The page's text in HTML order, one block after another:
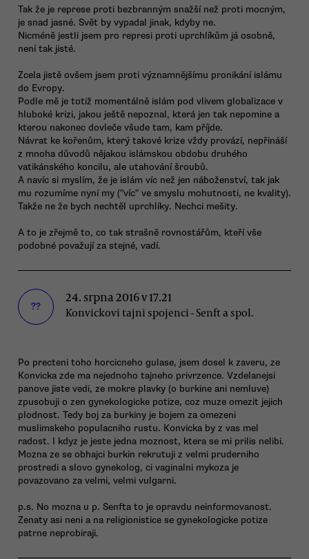
Tak že je represe proti bezbranným snažší než proti mocným,
je snad jasné. Svět by vypadal jinak, kdyby ne.
Nicméně jestli jsem pro represi proti uprchlíkům já osobně,
není tak jisté.
Zcela jistě ovšem jsem proti významnějšímu pronikání islámu
do Evropy.
Podle mě je totiž momentálně islám pod vlivem globalizace v
hluboké krizi, jakou ještě nepoznal, která jen tak nepomine a
kterou nakonec dovleče všude tam, kam příjde.
Návrat ke kořenům, který takové krize vždy provází, nepřináší
z mnoha důvodů nějakou islámskou obdobu druhého
vatikánského koncilu, ale utahování šroubů.
A navíc si myslím, že je islám víc než jen náboženství, tak jak
mu rozumíme nyní my ("víc" ve smyslu mohutnosti, ne kvality).
Takže ne že bych nechtěl uprchlíky. Nechci mešity.
A to je zřejmě to, co tak strašně rovnostářům, kteří vše
podobné považují za stejné, vadí.
??
24. srpna 2016 v 17.21
Konvickovi tajni spojenci - Senft a spol.
Po precteni toho horcicneho gulase, jsem dosel k zaveru, ze
Konvicka zde ma nejednoho tajneho privrzence. Vzdelanejsi
panove jiste vedi, ze mokre plavky (o burkine ani nemluve)
zpusobuji o zen gynekologicke potize, coz muze omezit jejich
plodnost. Tedy boj za burkiny je bojem za omezeni
muslimskeho populacniho rustu. Konvicka by z vas mel
radost. I kdyz je jeste jedna moznost, ktera se mi prilis nelibi.
Mozna ze se obhajci burkin rekrutuji z velmi pruderniho
prostredi a slovo gynekolog, ci vaginalni mykoza je
povazovano za velmi, velmi vulgarni.
p.s. No mozna u p. Senfta to je opravdu neinformovanost.
Zenaty asi neni a na religionistice se gynekologicke potize
patrne neprobiraji.